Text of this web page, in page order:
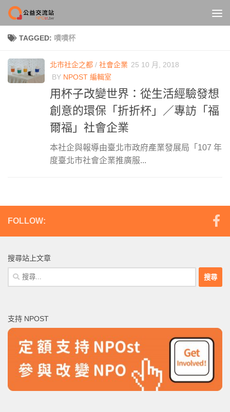
Skip to content
TAGGED: 嘖嘖杯
北市社企之都 / 社會企業 25 10 月, 2018
BY NPOST 編輯室
用杯子改變世界：從生活經驗發想
創意的環保「折折杯」／專訪「福
爾福」社會企業
本社企與報導由臺北市政府產業發展局「107 年
度臺北市社會企業推廣服...
FOLLOW:
搜尋站上文章
搜
尋
字:
支持 NPOST